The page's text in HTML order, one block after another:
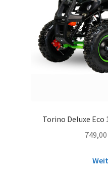
Torino Deluxe Eco
749,00